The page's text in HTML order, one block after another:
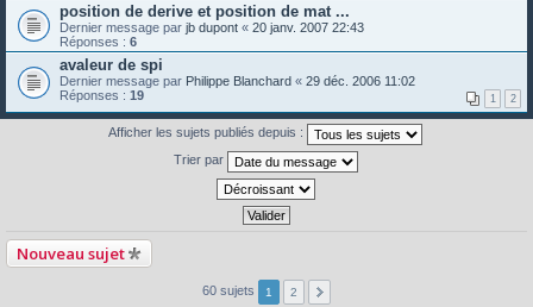
position de derive et position de mat ...
Dernier message par jb dupont « 20 janv. 2007 22:43
Réponses : 6
avaleur de spi
Dernier message par Philippe Blanchard « 29 déc. 2006 11:02
Réponses : 19 1 2
Afficher les sujets publiés depuis :
Trier par
Nouveau sujet
60 sujets 1 2